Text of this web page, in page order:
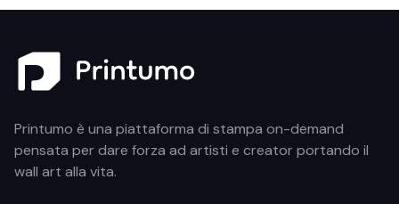
Printumo è una piattaforma di stampa on-demand
pensata per dare forza ad artisti e creator portando il
wall art alla vita.